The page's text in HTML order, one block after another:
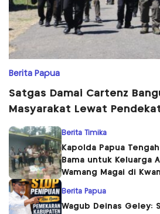
Berita Papua
Satgas Damai Cartenz
Masyarakat Lewat
Berita Timika
Kapolda Papua
Bama untuk Keluarga
Wamang Magai di
Berita Papua
Wagub Deinas Geley: